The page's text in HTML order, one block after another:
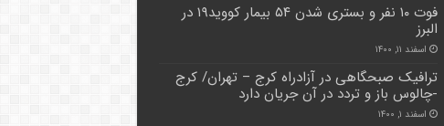
فوت ۱۰ نفر و بستری شدن ۵۴ بیمار کووید۱۹ در
البرز
اسفند ۱۱, ۱۴۰۰
ترافیک صبحگاهی در آزادراه کرج – تهران/ کرج
-چالوس باز و تردد در آن جریان دارد
اسفند ۱, ۱۴۰۰